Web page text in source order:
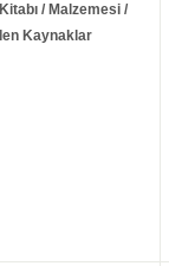
/ Malzemesi /
Kaynaklar